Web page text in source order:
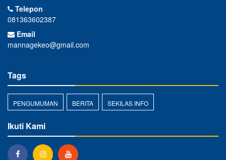
Telepon
081363602387
Email
mannagekeo@gmail.com
Tags
PENGUMUMAN BERITA SEKILAS INFO
Ikuti Kami